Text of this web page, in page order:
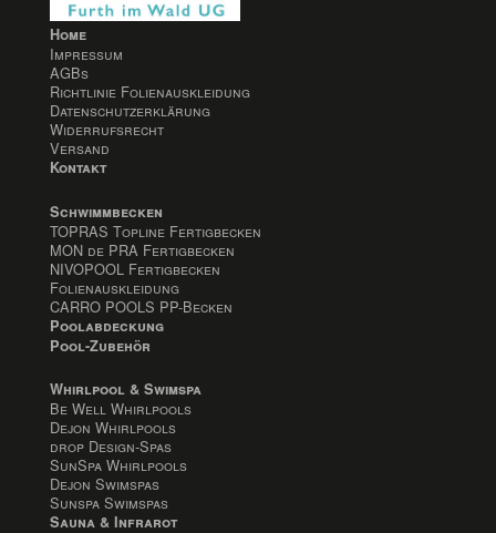
Home
Impressum
AGBs
Richtlinie Folienauskleidung
Datenschutzerklärung
Widerrufsrecht
Versand
Kontakt
Schwimmbecken
TOPRAS Topline Fertigbecken
MON de PRA Fertigbecken
NIVOPOOL Fertigbecken
Folienauskleidung
CARRO POOLS PP-Becken
Poolabdeckung
Pool-Zubehör
Whirlpool & Swimspa
Be Well Whirlpools
Dejon Whirlpools
drop Design-Spas
SunSpa Whirlpools
Dejon Swimspas
Sunspa Swimspas
Sauna & Infrarot